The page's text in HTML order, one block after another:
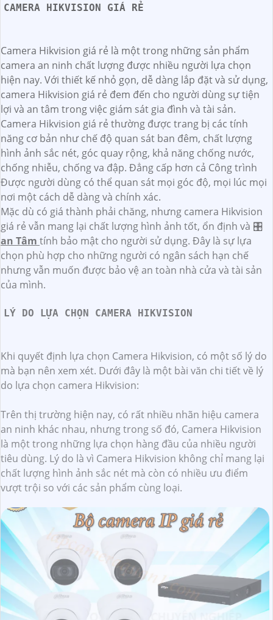
CAMERA HIKVISION GIÁ RẺ
Camera Hikvision giá rẻ là một trong những sản phẩm
camera an ninh chất lượng được nhiều người lựa chọn
hiện nay. Với thiết kế nhỏ gọn, dễ dàng lắp đặt và sử dụng,
camera Hikvision giá rẻ đem đến cho người dùng sự tiện
lợi và an tâm trong việc giám sát gia đình và tài sản.
Camera Hikvision giá rẻ thường được trang bị các tính
năng cơ bản như chế độ quan sát ban đêm, chất lượng
hình ảnh sắc nét, góc quay rộng, khả năng chống nước,
chống nhiễu, chống va đập. Đẳng cấp hơn cả Công trình
Được người dùng có thể quan sát mọi góc độ, mọi lúc mọi
nơi một cách dễ dàng và chính xác.
Mặc dù có giá thành phải chăng, nhưng camera Hikvision
giá rẻ vẫn mang lại chất lượng hình ảnh tốt, ổn định và 🎛
an Tâm tính bảo mật cho người sử dụng. Đây là sự lựa
chọn phù hợp cho những người có ngân sách hạn chế
nhưng vẫn muốn được bảo vệ an toàn nhà cửa và tài sản
của mình.
LÝ DO LỰA CHỌN CAMERA HIKVISION
Khi quyết định lựa chọn Camera Hikvision, có một số lý do
mà bạn nên xem xét. Dưới đây là một bài văn chi tiết về lý
do lựa chọn camera Hikvision:
Trên thị trường hiện nay, có rất nhiều nhãn hiệu camera
an ninh khác nhau, nhưng trong số đó, Camera Hikvision
là một trong những lựa chọn hàng đầu của nhiều người
tiêu dùng. Lý do là vì Camera Hikvision không chỉ mang lại
chất lượng hình ảnh sắc nét mà còn có nhiều ưu điểm
vượt trội so với các sản phẩm cùng loại.